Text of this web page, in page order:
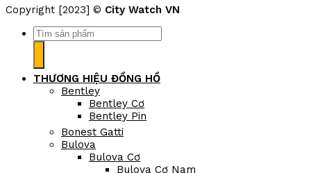
Copyright [2023] © City Watch VN
Tìm
kiếm:
THƯƠNG HIỆU ĐỒNG HỒ
Bentley
Bentley Cơ
Bentley Pin
Bonest Gatti
Bulova
Bulova Cơ
Bulova Cơ Nam